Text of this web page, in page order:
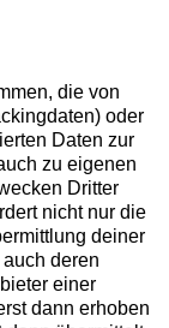
die von
oder
Daten zur
zu eigenen
Dritter
nicht nur die
deiner
deren
einer
dann erhoben